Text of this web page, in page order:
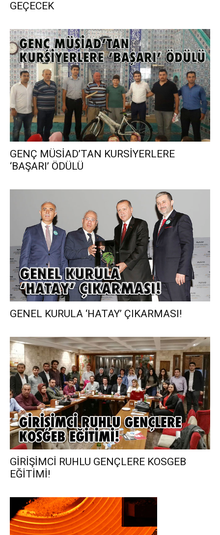
GEÇECEK
GENÇ MÜSİAD’TAN KURSİYERLERE
‘BAŞARI’ ÖDÜLÜ
GENEL KURULA ‘HATAY’ ÇIKARMASI!
GİRİŞİMCİ RUHLU GENÇLERE KOSGEB
EĞİTİMİ!